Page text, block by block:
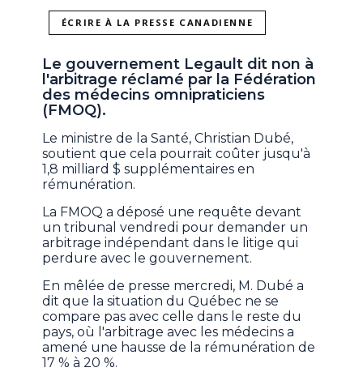
ÉCRIRE À LA PRESSE CANADIENNE
Le gouvernement Legault dit non à
l'arbitrage réclamé par la Fédération
des médecins omnipraticiens
(FMOQ).
Le ministre de la Santé, Christian Dubé,
soutient que cela pourrait coûter jusqu'à
1,8 milliard $ supplémentaires en
rémunération.
La FMOQ a déposé une requête devant
un tribunal vendredi pour demander un
arbitrage indépendant dans le litige qui
perdure avec le gouvernement.
En mêlée de presse mercredi, M. Dubé a
dit que la situation du Québec ne se
compare pas avec celle dans le reste du
pays, où l'arbitrage avec les médecins a
amené une hausse de la rémunération de
17 % à 20 %.